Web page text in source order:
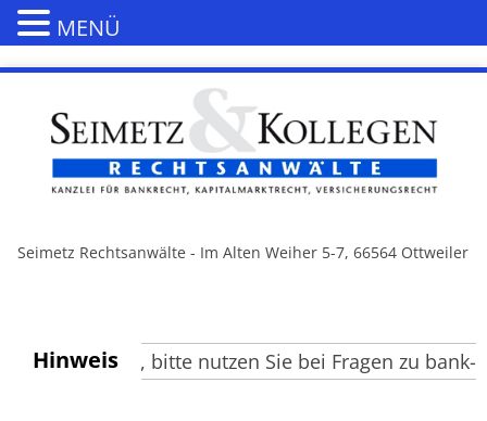
Seimetz Rechtsanwälte - Im Alten Weiher 5-7, 66564 Ottweiler
Hinweis
Besucher, bitte nutzen Sie bei Fragen zu bank-
MENÜ